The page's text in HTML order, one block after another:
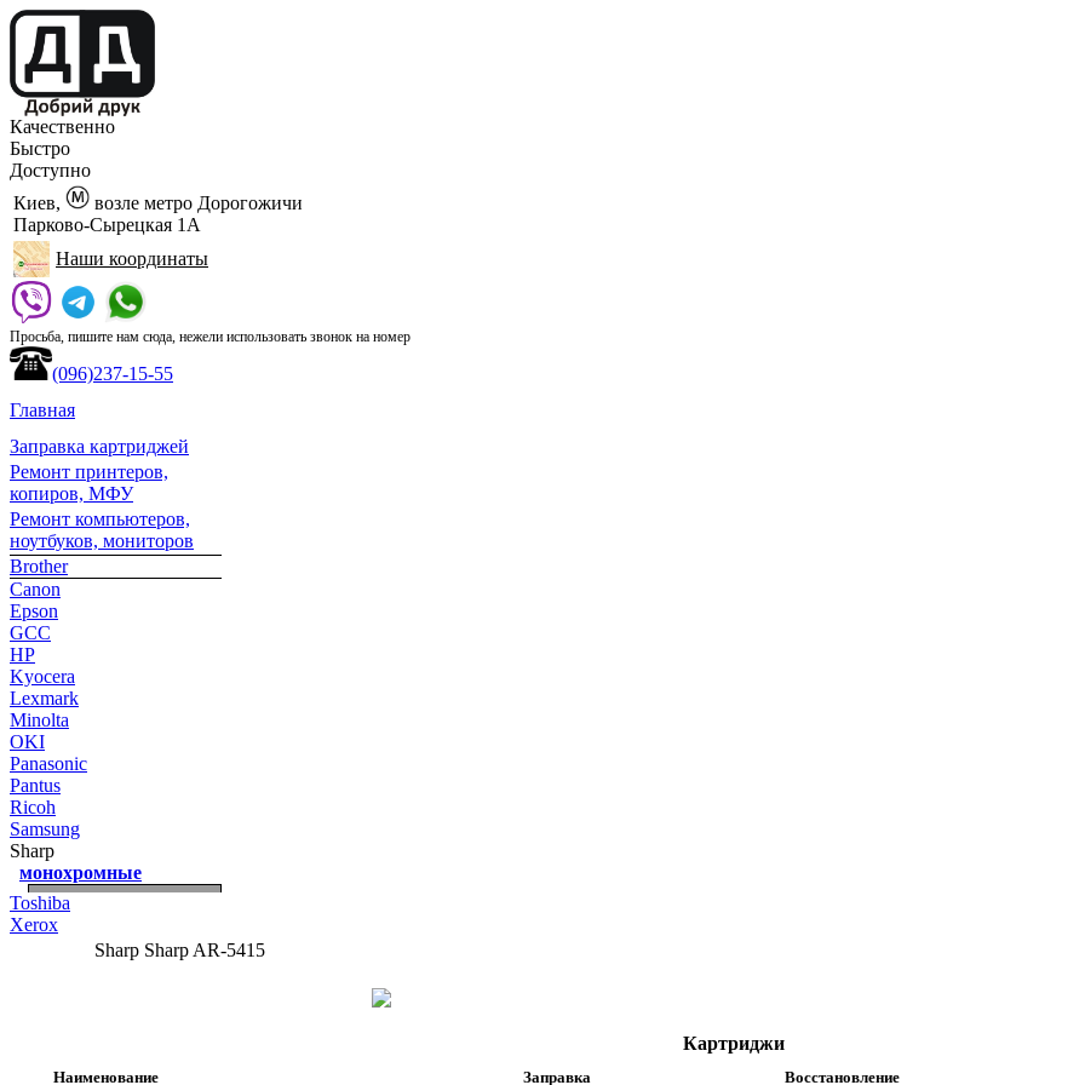
Качественно
Быстро
Доступно
Киев,
возле метро Дорогожичи
Парково-Сырецкая 1А
Наши координаты
Просьба, пишите нам сюда, нежели использовать звонок на номер
(096)237-15-55
Главная
Заправка картриджей
Ремонт принтеров,
копиров, МФУ
Ремонт компьютеров,
ноутбуков, мониторов
Brother
Canon
Epson
GCC
HP
Kyocera
Lexmark
Minolta
OKI
Panasonic
Pantus
Ricoh
Samsung
Sharp
монохромные
Toshiba
Xerox
Sharp Sharp AR-5415
Картриджи
Наименование Заправка Восстановление